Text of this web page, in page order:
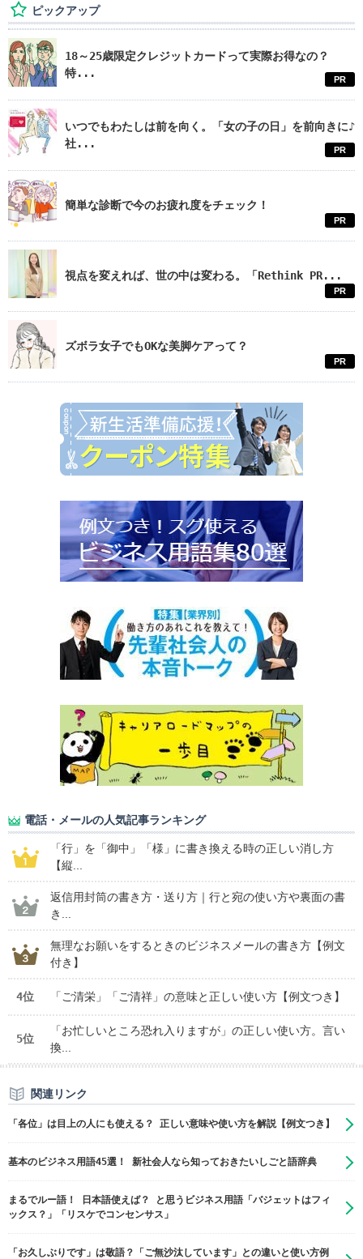
ピックアップ
18～25歳限定クレジットカードって実際お得なの？
特...
PR
いつでもわたしは前を向く。「女の子の日」を前向きに♪
社...
PR
簡単な診断で今のお疲れ度をチェック！
PR
視点を変えれば、世の中は変わる。「Rethink PR...
PR
ズボラ女子でもOKな美脚ケアって？
PR
電話・メールの人気記事ランキング
「行」を「御中」「様」に書き換える時の正しい消し方
【縦...
返信用封筒の書き方・送り方｜行と宛の使い方や裏面の書
き...
無理なお願いをするときのビジネスメールの書き方【例文
付き】
4位 「ご清栄」「ご清祥」の意味と正しい使い方【例文つき】
5位
「お忙しいところ恐れ入りますが」の正しい使い方。言い
換...
関連リンク
「各位」は目上の人にも使える？ 正しい意味や使い方を解説【例文つき】
基本のビジネス用語45選！ 新社会人なら知っておきたいしごと語辞典
まるでルー語！ 日本語使えば？ と思うビジネス用語「バジェットはフィ
ックス？」「リスケでコンセンサス」
「お久しぶりです」は敬語？「ご無沙汰しています」との違いと使い方例